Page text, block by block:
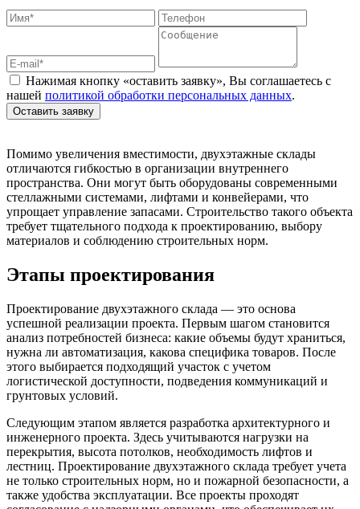
Нажимая кнопку «оставить заявку», Вы соглашаетесь с
нашей политикой обработки персональных данных.
Оставить заявку
Помимо увеличения вместимости, двухэтажные склады
отличаются гибкостью в организации внутреннего
пространства. Они могут быть оборудованы современными
стеллажными системами, лифтами и конвейерами, что
упрощает управление запасами. Строительство такого объекта
требует тщательного подхода к проектированию, выбору
материалов и соблюдению строительных норм.
Этапы проектирования
Проектирование двухэтажного склада — это основа
успешной реализации проекта. Первым шагом становится
анализ потребностей бизнеса: какие объемы будут храниться,
нужна ли автоматизация, какова специфика товаров. После
этого выбирается подходящий участок с учетом
логистической доступности, подведения коммуникаций и
грунтовых условий.
Следующим этапом является разработка архитектурного и
инженерного проекта. Здесь учитываются нагрузки на
перекрытия, высота потолков, необходимость лифтов и
лестниц. Проектирование двухэтажного склада требует учета
не только строительных норм, но и пожарной безопасности, а
также удобства эксплуатации. Все проекты проходят